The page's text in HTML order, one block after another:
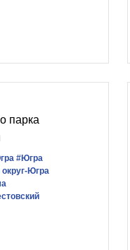
парка
#Югра
Югра